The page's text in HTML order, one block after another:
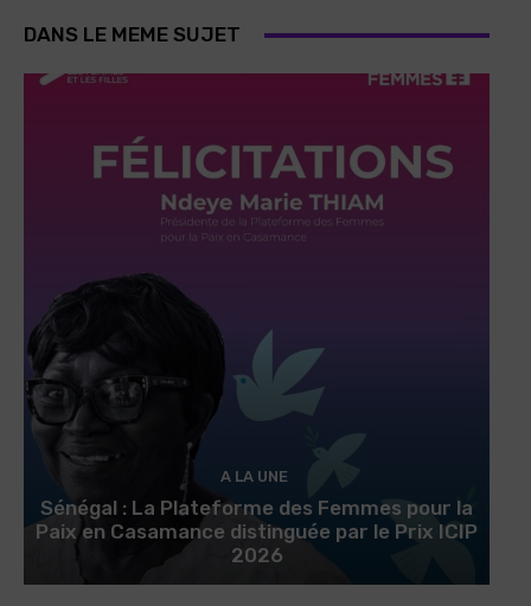
DANS LE MEME SUJET
A LA UNE
Sénégal : La Plateforme des Femmes pour la
Paix en Casamance distinguée par le Prix ICIP
2026